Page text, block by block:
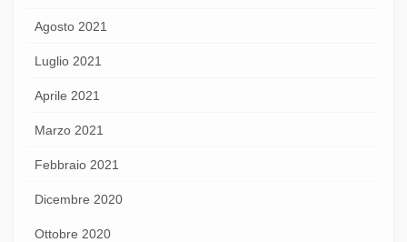
Agosto 2021
Luglio 2021
Aprile 2021
Marzo 2021
Febbraio 2021
Dicembre 2020
Ottobre 2020